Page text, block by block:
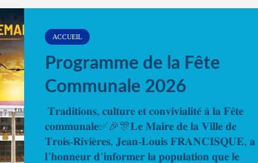
ACCUEIL
Programme de la Fête
Communale 2026
𝐓𝐫𝐚𝐝𝐢𝐭𝐢𝐨𝐧𝐬, 𝐜𝐮𝐥𝐭𝐮𝐫𝐞 𝐞𝐭 𝐜𝐨𝐧𝐯𝐢𝐯𝐢𝐚𝐥𝐢𝐭𝐞́ 𝐚̀ 𝐥𝐚 𝐅𝐞̂𝐭𝐞
𝐜𝐨𝐦𝐦𝐮𝐧𝐚𝐥𝐞✅🎉🎊𝐋𝐞 𝐌𝐚𝐢𝐫𝐞 𝐝𝐞 𝐥𝐚 𝐕𝐢𝐥𝐥𝐞 𝐝𝐞
𝐓𝐫𝐨𝐢𝐬-𝐑𝐢𝐯𝐢𝐞̀𝐫𝐞𝐬, 𝐉𝐞𝐚𝐧-𝐋𝐨𝐮𝐢𝐬 𝐅𝐑𝐀𝐍𝐂𝐈𝐒𝐐𝐔𝐄, 𝐚
𝐥’𝐡𝐨𝐧𝐧𝐞𝐮𝐫 𝐝’𝐢𝐧𝐟𝐨𝐫𝐦𝐞𝐫 𝐥𝐚 𝐩𝐨𝐩𝐮𝐥𝐚𝐭𝐢𝐨𝐧 𝐪𝐮𝐞 𝐥𝐞